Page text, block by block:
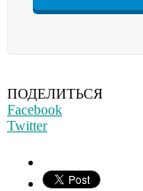
ПОДЕЛИТЬСЯ
Facebook
Twitter